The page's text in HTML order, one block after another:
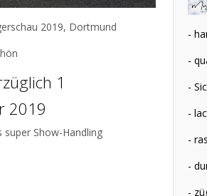
2019, Dortmund
1
2019
super Show-Handling
Nächster Beitrag:
-
-
-
-
-
-
-